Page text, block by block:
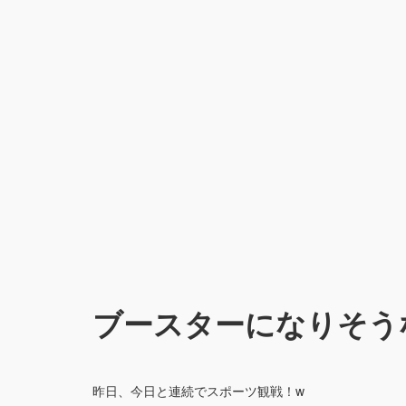
ブースターになりそ
昨日、今日と連続でスポーツ観戦！w